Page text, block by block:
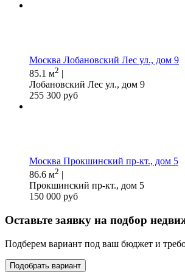
Москва Лобановский Лес ул., дом 9
85.1 м2 |
Лобановский Лес ул., дом 9
255 300 руб
Москва Прокшинский пр-кт., дом 5
86.6 м2 |
Прокшинский пр-кт., дом 5
150 000 руб
Оставьте заявку на подбор
Подберем вариант под ваш бюджет и
Подобрать вариант